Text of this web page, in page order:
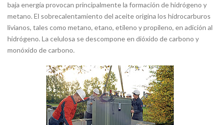
baja energía provocan principalmente la formación de hidrógeno y
metano. El sobrecalentamiento del aceite origina los hidrocarburos
livianos, tales como metano, etano, etileno y propileno, en adición al
hidrógeno. La celulosa se descompone en dióxido de carbono y
monóxido de carbono.